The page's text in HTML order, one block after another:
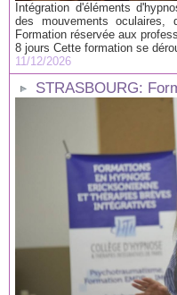
Intégration d'éléments
des mouvements oculaires,
Formation réservée aux
8 jours Cette formation se
11/12/2026
STRASBOURG: